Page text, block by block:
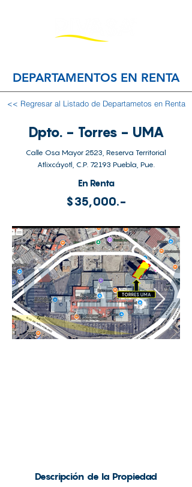
DEPARTAMENTOS EN RENTA
<< Regresar al Listado de Departametos en Renta
Dpto. - Torres - UMA
Calle Osa Mayor 2523, Reserva Territorial
Atlixcáyotl, C.P. 72193 Puebla, Pue.
En Renta
$35,000.-
Descripción de la Propiedad